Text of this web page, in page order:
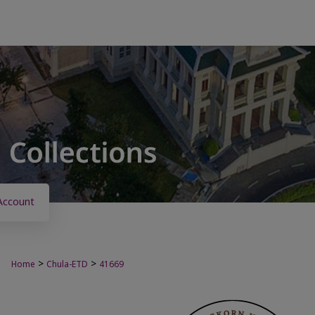
Home > Chula-ETD > 41669